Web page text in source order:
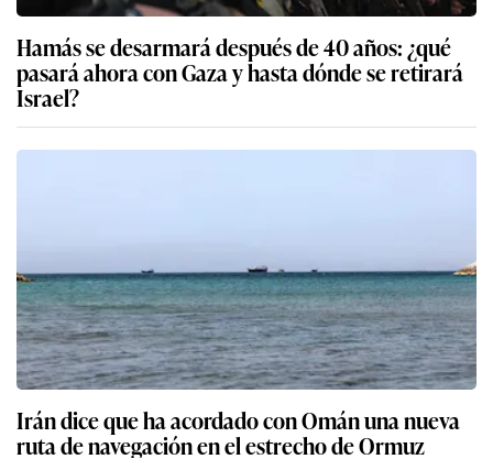
Hamás se desarmará después de 40 años: ¿qué
pasará ahora con Gaza y hasta dónde se retirará
Israel?
Irán dice que ha acordado con Omán una nueva
ruta de navegación en el estrecho de Ormuz